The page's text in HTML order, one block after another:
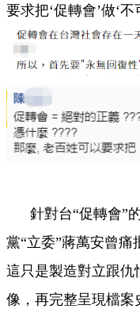
要求把‘促轉會’做‘
針對台“促轉會”
黨“立委”蔣萬安曾痛
這只是製造對立跟仇
像，再完整呈現檔案